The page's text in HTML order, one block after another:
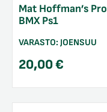
Mat Hoffman’s Pro
BMX Ps1
VARASTO: JOENSUU
20,00€